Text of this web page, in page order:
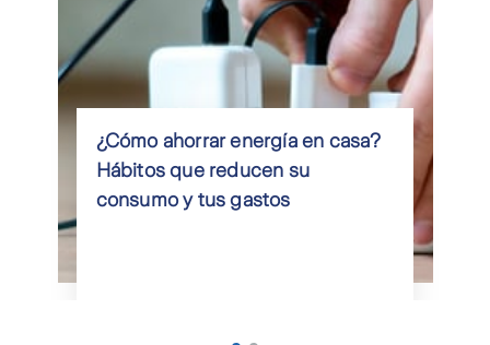
¿Cómo ahorrar energía en casa?
Hábitos que reducen su
consumo y tus gastos